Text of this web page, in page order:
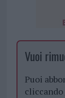
Vuoi
Puoi
cliccando